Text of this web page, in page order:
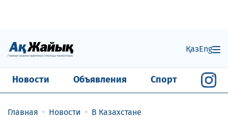
ҚазEng
Новости Объявления Спорт
Главная Новости В Казахстане